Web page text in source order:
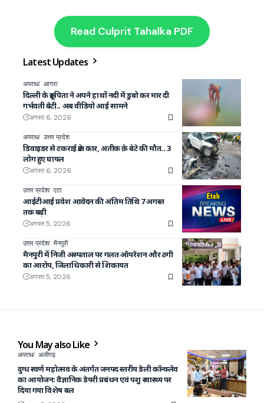
Read Culprit Tahalka PDF
Latest Updates
अपराध आगरा
दिल्ली के क्रूर पिता ने अपने हाथों नदी में डुबो कर मार दी
गर्भवती बेटी.. अब वीडियो आई सामने
अगस्त 6, 2026
अपराध उत्तर प्रदेश
डिवाइडर से टकराई क्रेटा कार, अतीक क़े बेटे की मौत.. 3
लोग हुए घायल
अगस्त 6, 2026
उत्तर प्रदेश एटा
आईटीआई प्रवेश आवेदन की अंतिम तिथि 7 अगस्त
तक बढ़ी
अगस्त 5, 2026
उत्तर प्रदेश मैनपुरी
मैनपुरी में निजी अस्पताल पर गलत ऑपरेशन और ठगी
का आरोप, जिलाधिकारी से शिकायत
अगस्त 5, 2026
You May also Like
अपराध अलीगढ़
दुग्ध स्वर्ण महोत्सव के अंतर्गत जनपद स्तरीय डेली कॉन्क्लेव
का आयोजन: वैज्ञानिक डेयरी प्रबंधन एवं पशु स्वास्थ्य पर
दिया गया विशेष बल